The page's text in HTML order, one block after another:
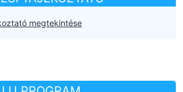
megtekintése